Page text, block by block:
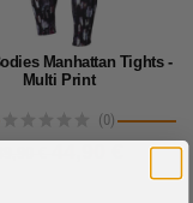
Manhattan Tights -
Multi Print
(0)